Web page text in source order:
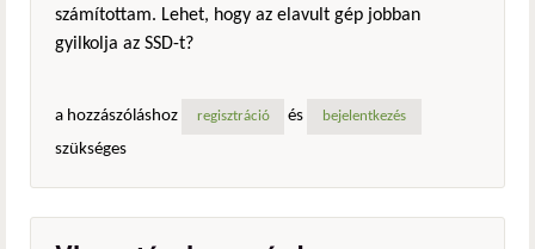
számítottam. Lehet, hogy az elavult gép jobban
gyilkolja az SSD-t?
a hozzászóláshoz regisztráció és bejelentkezés
szükséges